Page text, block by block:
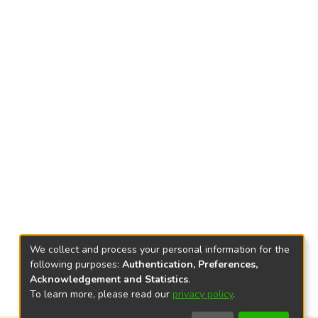
We collect and process your personal information for the
following purposes: Authentication, Preferences,
Acknowledgement and Statistics.
To learn more, please read our privacy policy.